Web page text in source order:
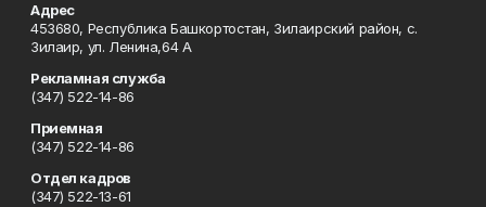
Адрес
453680, Республика Башкортостан, Зилаирский район, с.
Зилаир, ул. Ленина,64 А
Рекламная служба
(347) 522-14-86
Приемная
(347) 522-14-86
Отдел кадров
(347) 522-13-61